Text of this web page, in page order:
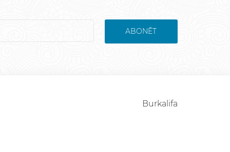
ABONĒT
Burkalifa